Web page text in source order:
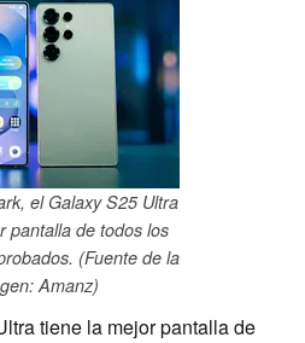
el Galaxy S25 Ultra
pantalla de todos los
(Fuente de la
Amanz)
tiene la mejor pantalla de